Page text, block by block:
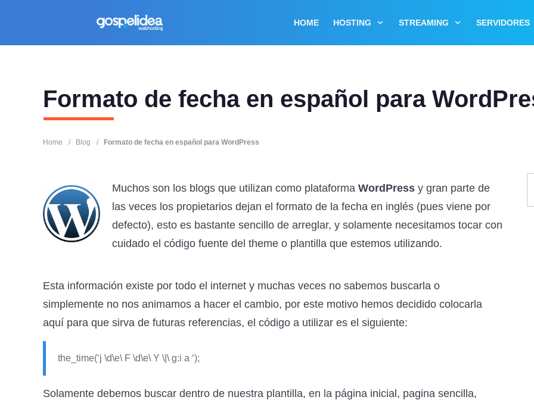
HOME HOSTING STREAMING SERVIDORES
Formato de fecha en español para
Home / Blog / Formato de fecha en español para WordPress
Muchos son los blogs que utilizan como plataforma WordPress y gran parte de
las veces los propietarios dejan el formato de la fecha en inglés (pues viene por
defecto), esto es bastante sencillo de arreglar, y solamente necesitamos tocar con
cuidado el código fuente del theme o plantilla que estemos utilizando.
Esta información existe por todo el internet y muchas veces no sabemos buscarla o
simplemente no nos animamos a hacer el cambio, por este motivo hemos decidido colocarla
aquí para que sirva de futuras referencias, el código a utilizar es el siguiente:
the_time(‘j \d\e\ F \d\e\ Y \|\ g:i a ‘);
Solamente debemos buscar dentro de nuestra plantilla, en la página inicial, pagina sencilla,